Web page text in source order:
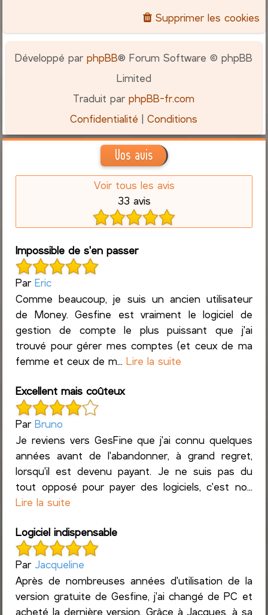
Supprimer les cookies
Développé parphpBB® Forum Software © phpBB
Limited
Traduit parphpBB-fr.com
Confidentialité |Conditions
Vos avis
Voir tous les avis
33 avis
Impossible de s'en passer
ParEric
Comme beaucoup, je suis un ancien utilisateur
de Money. Gesfine est vraiment le logiciel de
gestion de compte le plus puissant que j'ai
trouvé pour gérer mes comptes (et ceux de ma
femme et ceux de m...Lire la suite
Excellent mais coûteux
ParBruno
Je reviens vers GesFine que j'ai connu quelques
années avant de l'abandonner, à grand regret,
lorsqu'il est devenu payant. Je ne suis pas du
tout opposé pour payer des logiciels, c'est no...
Lire la suite
Logiciel indispensable
Par Jacqueline
Après de nombreuses années d'utilisation de la
version gratuite de Gesfine, j'ai changé de PC et
acheté la dernière version. Grâce à Jacques, à sa